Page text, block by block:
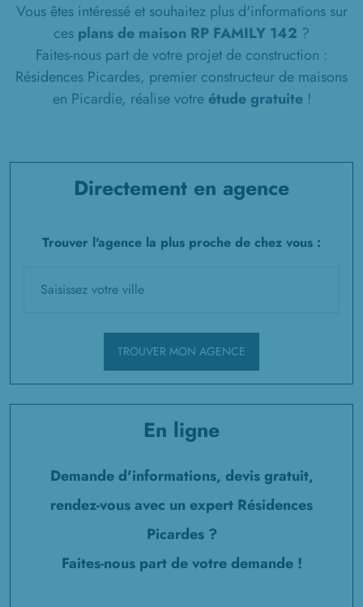
Vous êtes intéressé et souhaitez plus d'informations sur
ces plans de maison RP FAMILY 142 ?
Faites-nous part de votre projet de construction :
Résidences Picardes, premier constructeur de maisons
en Picardie, réalise votre étude gratuite!
Directement en agence
Trouver l'agence la plus proche de chez vous :
TROUVER MON AGENCE
En ligne
Demande d'informations, devis gratuit,
rendez-vous avec un expert Résidences
Picardes ?
Faites-nous part de votre demande !